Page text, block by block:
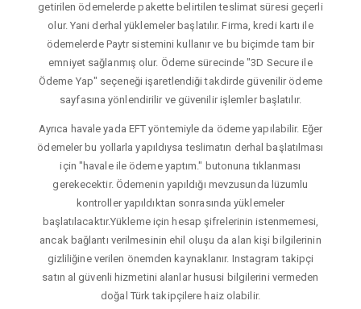
getirilen ödemelerde pakette belirtilen teslimat süresi geçerli
olur. Yani derhal yüklemeler başlatılır. Firma, kredi kartı ile
ödemelerde Paytr sistemini kullanır ve bu biçimde tam bir
emniyet sağlanmış olur. Ödeme sürecinde "3D Secure ile
Ödeme Yap" seçeneği işaretlendiği takdirde güvenilir ödeme
sayfasına yönlendirilir ve güvenilir işlemler başlatılır.
Ayrıca havale yada EFT yöntemiyle da ödeme yapılabilir. Eğer
ödemeler bu yollarla yapıldıysa teslimatın derhal başlatılması
için "havale ile ödeme yaptım." butonuna tıklanması
gerekecektir. Ödemenin yapıldığı mevzusunda lüzumlu
kontroller yapıldıktan sonrasında yüklemeler
başlatılacaktır.Yükleme için hesap şifrelerinin istenmemesi,
ancak bağlantı verilmesinin ehil oluşu da alan kişi bilgilerinin
gizliliğine verilen önemden kaynaklanır. Instagram takipçi
satın al güvenli hizmetini alanlar hususi bilgilerini vermeden
doğal Türk takipçilere haiz olabilir.